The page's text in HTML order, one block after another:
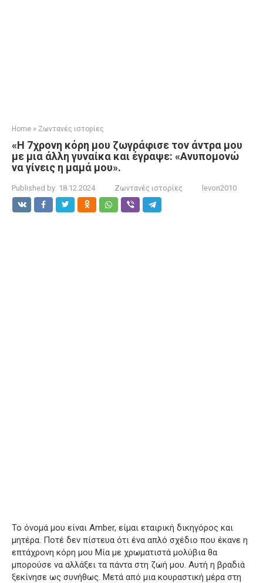
Home » Ζωντανές ιστορίες
«Η 7χρονη κόρη μου ζωγράφισε τον άντρα μου
με μια άλλη γυναίκα και έγραψε: «Ανυπομονώ
να γίνεις η μαμά μου».
Published by: 18.12.2024 Ζωντανές ιστορίες levon2010
Το όνομά μου είναι Amber, είμαι εταιρική δικηγόρος και
μητέρα. Ποτέ δεν πίστευα ότι ένα απλό σχέδιο που έκανε η
επτάχρονη κόρη μου Μία με χρωματιστά μολύβια θα
μπορούσε να αλλάξει τα πάντα στη ζωή μου. Αυτή η βραδιά
ξεκίνησε ως συνήθως. Μετά από μια κουραστική μέρα στη